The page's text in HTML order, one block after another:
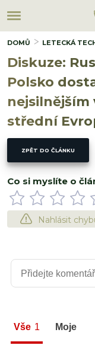
DOMŮ LETECKÁ
Diskuze:
Polsko
nejsilnějším
střední
ZPĚT DO ČLÁNKU
Co si myslíte o
Nahlásit